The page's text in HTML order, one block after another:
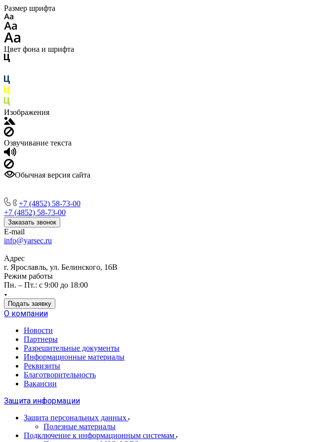
Размер шрифта
Цвет фона и шрифта
Изображения
Озвучивание текста
Обычная версия сайта
+7 (4852) 58-73-00
+7 (4852) 58-73-00
Заказать звонок
E-mail
info@yarsec.ru
Адрес
г. Ярославль, ул. Белинского, 16В
Режим работы
Пн. – Пт.: с 9:00 до 18:00
Подать заявку
О компании
Новости
Партнеры
Разрешительные документы
Информационные материалы
Реквизиты
Благотворительность
Вакансии
Защита информации
Защита персональных данных
Полезные материалы
Подключение к информационным системам